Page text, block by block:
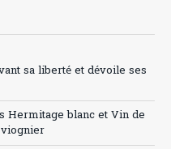
sa liberté et dévoile ses
Hermitage blanc et Vin de
viognier